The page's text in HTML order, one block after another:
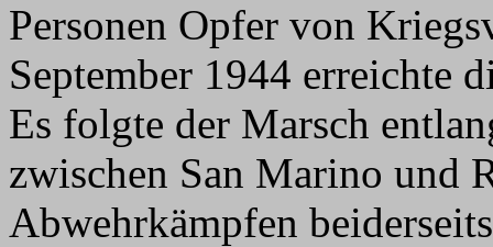
Personen Opfer von
September 1944 erreichte
Es folgte der Marsch
zwischen San Marino und
Abwehrkämpfen